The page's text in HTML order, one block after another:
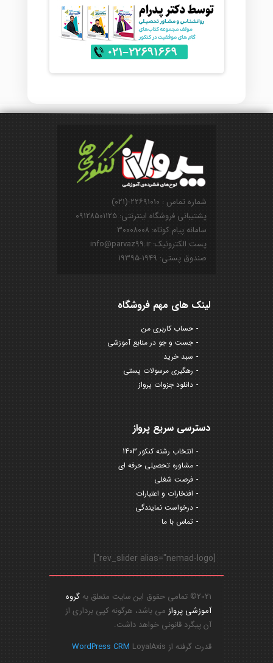
شماره تماس : ۲۲۶۹۱۰۱۰-(۰۲۱)
پشتیبانی فروشگاه اینترنتی: ۰۹۱۲۸۵۰۱۱۲۵
سامانه پیام کوتاه: ۳۰۰۰۸۰۰۸
پست الکترونیک: info@parvaz99.ir
صندوق پستی: ۱۹۴۹-۱۹۳۹۵
لینک های مهم فروشگاه
حساب کاربری من
جست و جو در منابع آموزشی
سبد خرید
رهگیری مرسولات پستی
دانلود جزوات پرواز
دسترسی سریع پرواز
انتخاب رشته کنکور 1403
مشاوره تحصیلی حرفه ای
فرصت شغلی
افتخارات و اعتبارات
درخواست نمایندگی
تماس با ما
[rev_slider alias="nemad-logo"]
2021© تمامی حقوق این سایت متعلق به
گروه
آموزشی پروازمی باشد، هرگونه کپی برداری از
آن پیگرد قانونی خواهد داشت.
قدرت گرفته از
WordPress CRM LoyalAxis